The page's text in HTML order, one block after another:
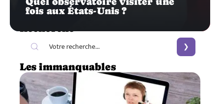
fois aux États-Unis ?
Les immanquables